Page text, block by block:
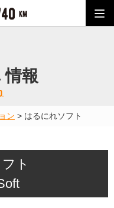
情報
ン > はるにれソフト
ト